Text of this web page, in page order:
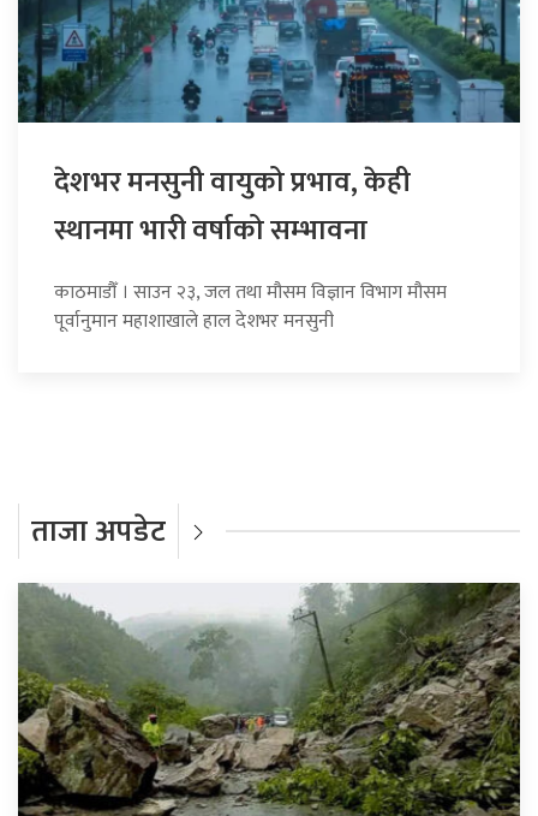
देशभर मनसुनी वायुको प्रभाव, केही
स्थानमा भारी वर्षाको सम्भावना
काठमाडौँ । साउन २३, जल तथा मौसम विज्ञान विभाग मौसम
पूर्वानुमान महाशाखाले हाल देशभर मनसुनी
ताजा अपडेट